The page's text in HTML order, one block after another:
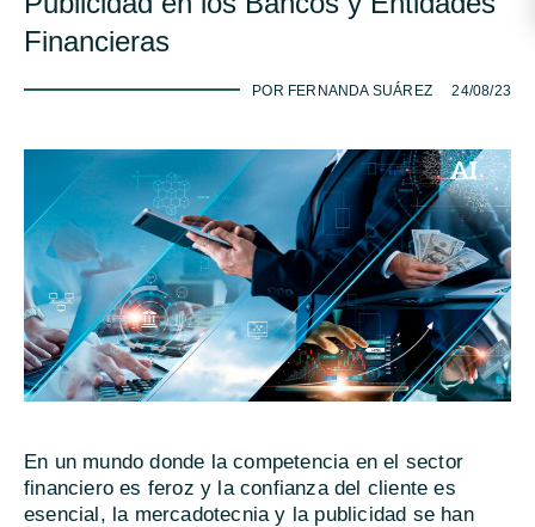
Financieras
-
POR FERNANDA SUÁREZ 24/08/23
En un mundo donde la competencia en el sector
financiero es feroz y la confianza del cliente es
esencial, la mercadotecnia y la publicidad se han